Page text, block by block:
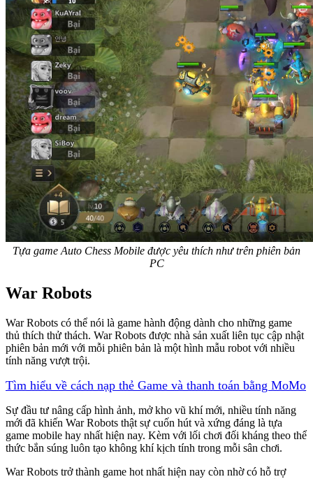
Tựa game Auto Chess Mobile được yêu thích như trên phiên bản
PC
War Robots
War Robots có thể nói là game hành động dành cho những game
thủ thích thử thách. War Robots được nhà sản xuất liên tục cập nhật
phiên bản mới với mỗi phiên bản là một hình mẫu robot với nhiều
tính năng vượt trội.
Tìm hiểu về cách nạp thẻ Game và thanh toán bằng MoMo
Sự đầu tư nâng cấp hình ảnh, mở kho vũ khí mới, nhiều tính năng
mới đã khiến War Robots thật sự cuốn hút và xứng đáng là tựa
game mobile hay nhất hiện nay. Kèm với lối chơi đối kháng theo thể
thức bắn súng luôn tạo không khí kịch tính trong mỗi sân chơi.
War Robots trở thành game hot nhất hiện nay còn nhờ có hỗ trợ